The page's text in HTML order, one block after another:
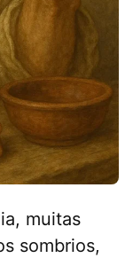
muitas
sombrios,